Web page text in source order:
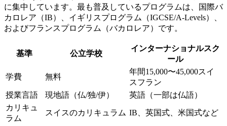
に集中しています。最も普及しているプログラムは、国際バ
カロレア（IB）、イギリスプログラム（IGCSE/A-Levels）、
およびフランスプログラム（バカロレア）です。
基準 公立学校
インターナショナルスク
ール
学費 無料
年間15,000〜45,000スイ
スフラン
授業言語
現地語（仏/独/伊）
英語（一部は仏語）
カリキュ
ラム
スイスのカリキュラム IB、英国式、米国式など